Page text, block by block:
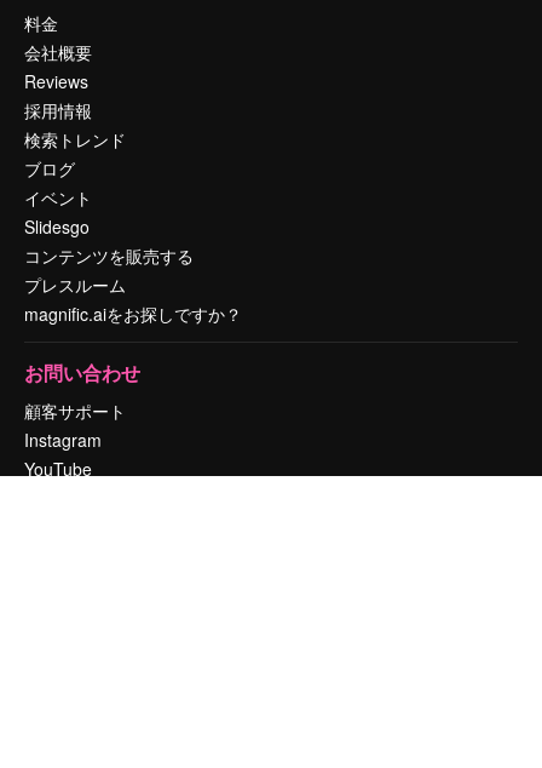
料金
会社概要
Reviews
採用情報
検索トレンド
ブログ
イベント
Slidesgo
コンテンツを販売する
プレスルーム
magnific.aiをお探しですか？
お問い合わせ
顧客サポート
Instagram
YouTube